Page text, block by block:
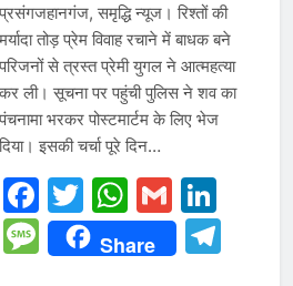
समृद्धि न्यूज। रिश्तों की
तोड़ प्रेम विवाह रचाने में बाधक बने
से त्रस्त प्रेमी युगल ने आत्महत्या
ली। सूचना पर पहुंची पुलिस ने शव का
भरकर पोस्टमार्टम के लिए भेज
इसकी चर्चा पूरे दिन…
Facebook
TwitterGmail
Message
Share